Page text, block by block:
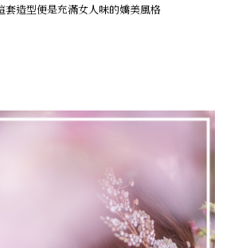
套造型便是充滿女人味的嬌美風格